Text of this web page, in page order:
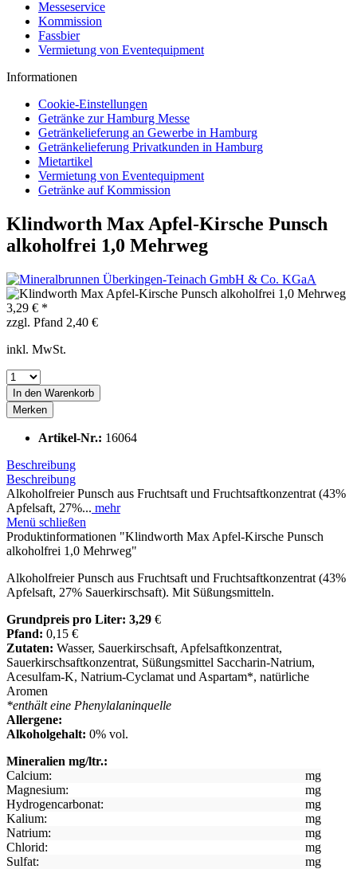
Messeservice
Kommission
Fassbier
Vermietung von Eventequipment
Informationen
Cookie-Einstellungen
Getränke zur Hamburg Messe
Getränkelieferung an Gewerbe in Hamburg
Getränkelieferung Privatkunden in Hamburg
Mietartikel
Vermietung von Eventequipment
Getränke auf Kommission
Klindworth Max Apfel-Kirsche Punsch
alkoholfrei 1,0 Mehrweg
3,29 € *
zzgl. Pfand 2,40 €
inkl. MwSt.
In den Warenkorb
Merken
Artikel-Nr.: 16064
Beschreibung
Beschreibung
Alkoholfreier Punsch aus Fruchtsaft und Fruchtsaftkonzentrat (43%
Apfelsaft, 27%... mehr
Menü schließen
Produktinformationen "Klindworth Max Apfel-Kirsche Punsch
alkoholfrei 1,0 Mehrweg"
Alkoholfreier Punsch aus Fruchtsaft und Fruchtsaftkonzentrat (43%
Apfelsaft, 27% Sauerkirschsaft). Mit Süßungsmitteln.
Grundpreis pro Liter: 3,29 €
Pfand: 0,15 €
Zutaten: Wasser, Sauerkirschsaft, Apfelsaftkonzentrat,
Sauerkirschsaftkonzentrat, Süßungsmittel Saccharin-Natrium,
Acesulfam-K, Natrium-Cyclamat und Aspartam*, natürliche
Aromen
*enthält eine Phenylalaninquelle
Allergene:
Alkoholgehalt: 0% vol.
Mineralien mg/ltr.:
Calcium:
mg
Magnesium:
mg
Hydrogencarbonat:
mg
Kalium:
mg
Natrium:
mg
Chlorid:
mg
Sulfat:
mg